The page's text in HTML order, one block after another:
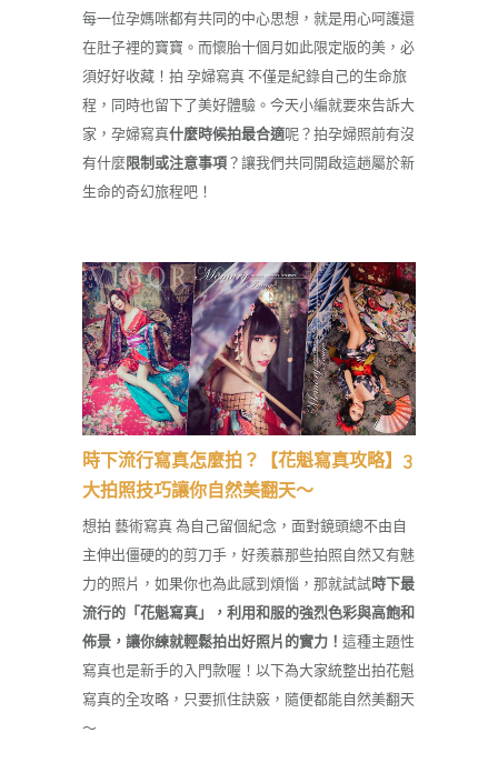
每一位孕媽咪都有共同的中心思想，就是用心呵護還
在肚子裡的寶寶。而懷胎十個月如此限定版的美，必
須好好收藏！拍 孕婦寫真 不僅是紀錄自己的生命旅
程，同時也留下了美好體驗。今天小編就要來告訴大
家，孕婦寫真什麼時候拍最合適呢？拍孕婦照前有沒
有什麼限制或注意事項 ？讓我們共同開啟這趟屬於新
生命的奇幻旅程吧！
時下流行寫真怎麼拍？【花魁寫真攻略】3
大拍照技巧讓你自然美翻天～
想拍 藝術寫真 為自己留個紀念，面對鏡頭總不由自
主伸出僵硬的的剪刀手，好羨慕那些拍照自然又有魅
力的照片，如果你也為此感到煩惱，那就試試時下最
流行的「花魁寫真」，利用和服的強烈色彩與高飽和
佈景，讓你練就輕鬆拍出好照片的實力！ 這種主題性
寫真也是新手的入門款喔！以下為大家統整出拍花魁
寫真的全攻略，只要抓住訣竅，隨便都能自然美翻天
～